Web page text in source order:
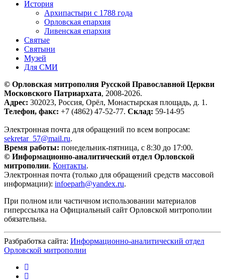
История
Архипастыри с 1788 года
Орловская епархия
Ливенская епархия
Святые
Святыни
Музей
Для СМИ
© Орловская митрополия Русской Православной Церкви
Московского Патриархата, 2008-2026.
Адрес: 302023, Россия, Орёл, Монастырская площадь, д. 1.
Телефон, факс: +7 (4862) 47-52-77. Склад: 59-14-95
Электронная почта для обращений по всем вопросам:
sekretar_57@mail.ru.
Время работы: понедельник-пятница, с 8:30 до 17:00.
© Информационно-аналитический отдел Орловской
митрополии. Контакты.
Электронная почта (только для обращений средств массовой
информации): infoeparh@yandex.ru.
При полном или частичном использовании материалов
гиперссылка на Официальный сайт Орловской митрополии
обязательна.
Разбработка сайта: Информационно-аналитический отдел
Орловской митрополии